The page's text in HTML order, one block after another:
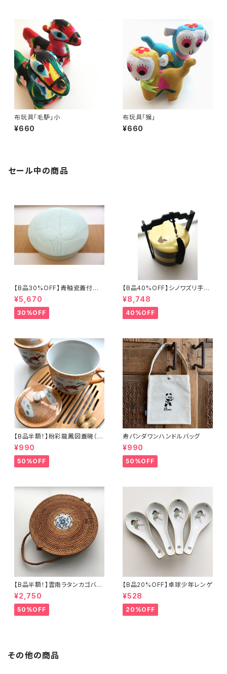
布玩具「毛馿」小
¥660
布玩具「猴」
¥660
セール中の商品
【B品30%OFF】青釉瓷蓋付盒
（蓮の実）
¥5,670
30%OFF
【B品40%OFF】シノワズリ手提
げ三段重「バタフライ」
¥8,748
40%OFF
【B品半額！】粉彩龍鳳図蓋碗（8
0年代景徳鎮デッドストック）
¥990
50%OFF
寿パンダワンハンドルバッグ
¥990
50%OFF
【B品半額！】雲南ラタンカゴバッ
グ
¥2,750
50%OFF
【B品20%OFF】卓球少年レンゲ
¥528
20%OFF
その他の商品